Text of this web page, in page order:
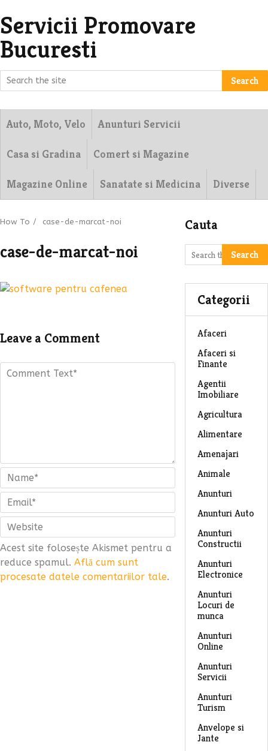
Servicii Promovare
Bucuresti
Search
Auto, Moto, Velo Anunturi Servicii
Casa si Gradina Comert si Magazine
Magazine Online Sanatate si Medicina Diverse
How To / case-de-marcat-noi
case-de-marcat-noi
Leave a Comment
Acest site folosește Akismet pentru a
reduce spamul. Află cum sunt
procesate datele comentariilor tale.
Cauta
Search
Categorii
Afaceri
Afaceri si
Finante
Agentii
Imobiliare
Agricultura
Alimentare
Amenajari
Animale
Anunturi
Anunturi Auto
Anunturi
Constructii
Anunturi
Electronice
Anunturi
Locuri de
munca
Anunturi
Online
Anunturi
Servicii
Anunturi
Turism
Anvelope si
Jante